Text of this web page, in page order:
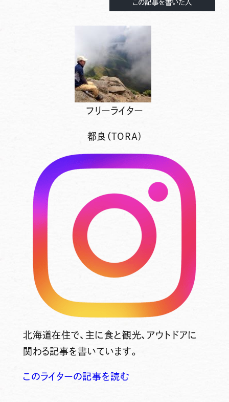
この記事を書いた人
フリーライター
都良（TORA)
北海道在住で、主に食と観光、アウトドアに
関わる記事を書いています。
このライターの記事を読む